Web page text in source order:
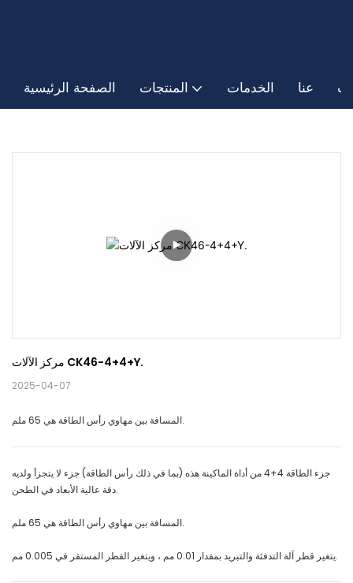
الصفحة الرئيسية المنتجات الخدمات عنا
مركز الآلات CK46-4+4+Y.
2025-04-07
المسافة بين مهاوي رأس الطاقة هي 65 ملم.
جزء الطاقة 4+4 من أداة الماكينة هذه (بما في ذلك رأس الطاقة) جزء لا يتجزأ ولديه
دقة عالية الأبعاد في الطحن.
المسافة بين مهاوي رأس الطاقة هي 65 ملم.
يتغير قطر آلة التدفئة والتبريد بمقدار 0.01 مم ، ويتغير القطر المستقر في 0.005 مم.